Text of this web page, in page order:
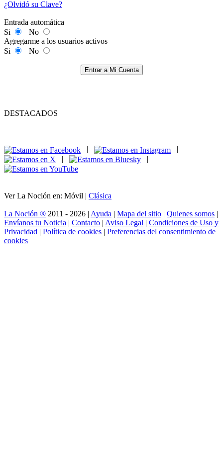
¿Olvidó su Clave?
Entrada automática
Si
No
Agregarme a los usuarios activos
Si
No
Entrar a Mi Cuenta
DESTACADOS
|
|
Ver La Noción en: Móvil | Clásica
La Noción ® 2011 - 2026 | Ayuda | Mapa del sitio | Quienes somos |
Envíanos tu Noticia | Contacto | Aviso Legal | Condiciones de Uso y
Privacidad | Política de cookies | Preferencias del consentimiento de
cookies